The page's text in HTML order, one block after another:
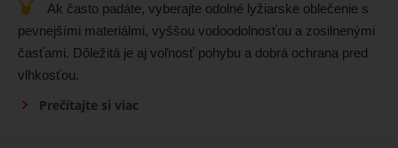
Ak často padáte, vyberajte odolné lyžiarske oblečenie s
pevnejšími materiálmi, vyššou vodoodolnosťou a zosilnenými
časťami. Dôležitá je aj voľnosť pohybu a dobrá ochrana pred
vlhkosťou.
Prečítajte si viac